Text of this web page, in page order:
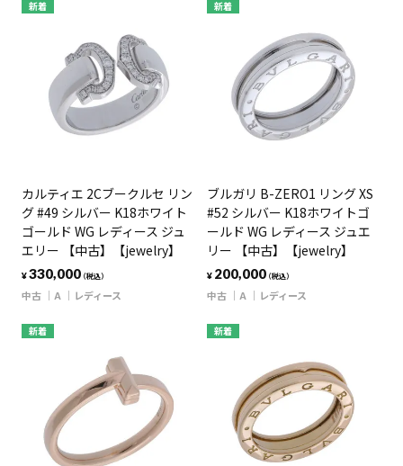
新着
カルティエ 2Cブークルセ リン
グ #49 シルバー K18ホワイト
ゴールド WG レディース ジュ
エリー 【中古】【jewelry】
¥330,000（税込）
中古 A レディース
新着
ブルガリ B-ZERO1 リング XS
#52 シルバー K18ホワイトゴ
ールド WG レディース ジュエ
リー 【中古】【jewelry】
¥ 200,000（税込）
中古 A レディース
新着 新着